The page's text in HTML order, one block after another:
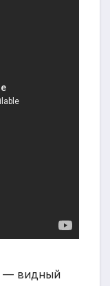
— видный